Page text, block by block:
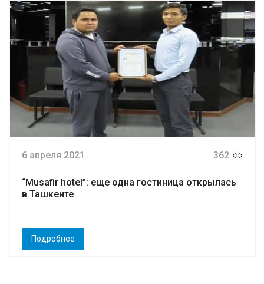
6 апреля 2021 362
“Musafir hotel”: еще одна гостиница открылась
в Ташкенте
Подробнее